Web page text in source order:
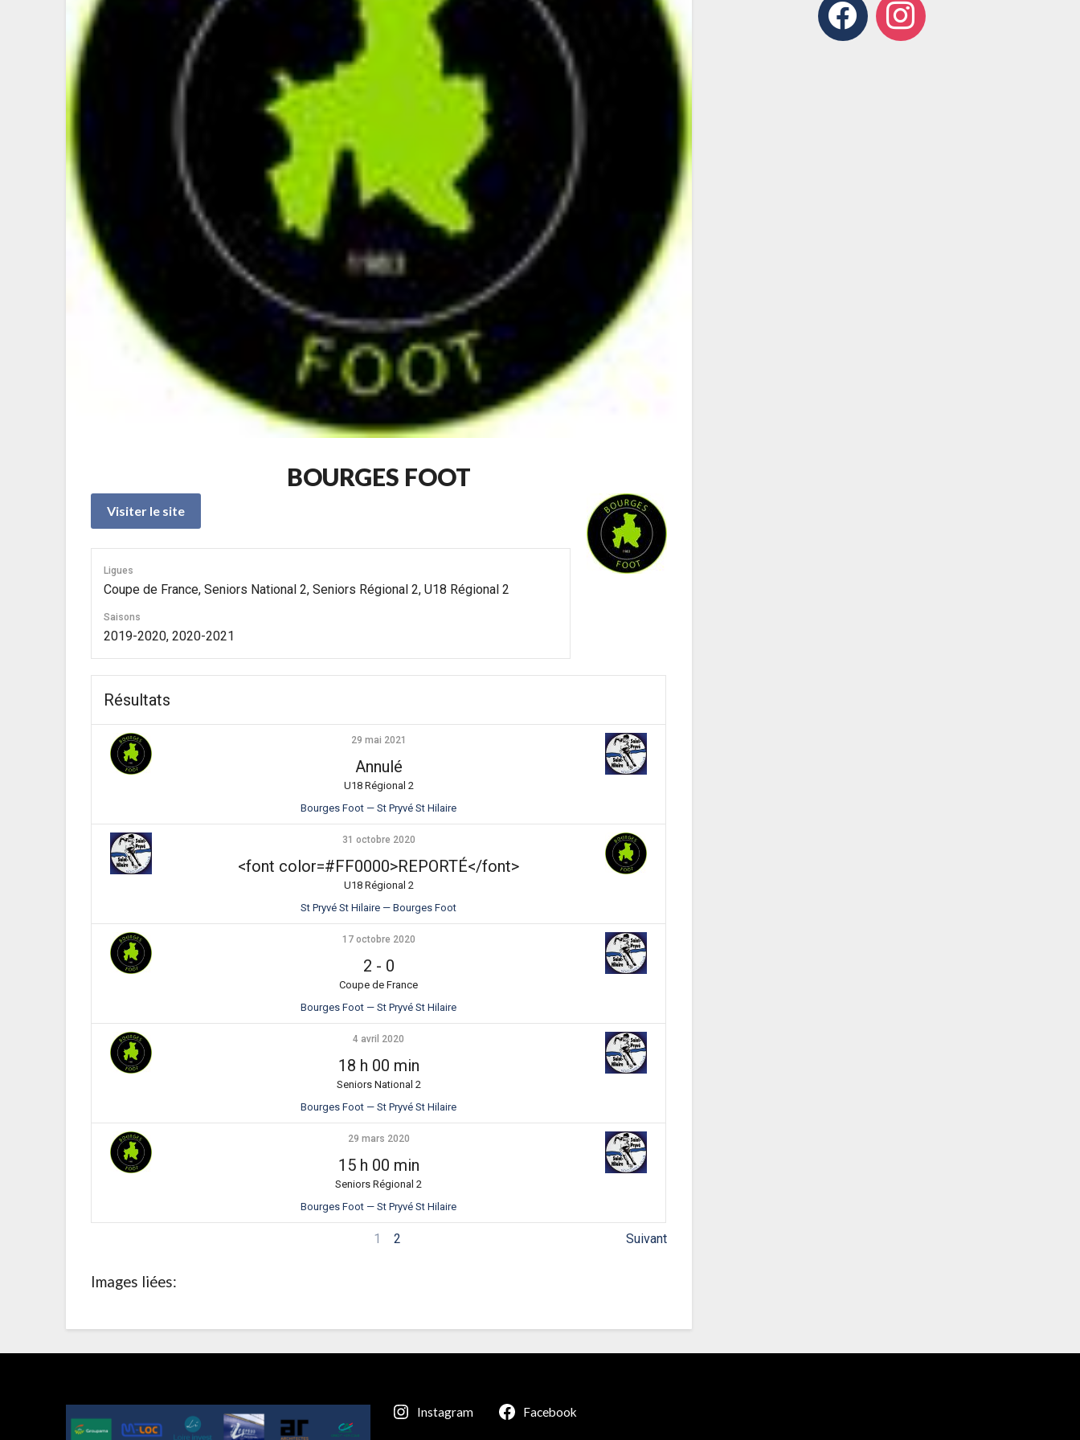
BOURGES FOOT
Ligues
Coupe de France, Seniors National 2, Seniors Régional 2, U18 Régional 2
Saisons
2019-2020, 2020-2021
Résultats
29 mai 2021
Annulé
U18 Régional 2
Bourges Foot — St Pryvé St Hilaire
31 octobre 2020
<font color=#FF0000>REPORTÉ</font>
U18 Régional 2
St Pryvé St Hilaire — Bourges Foot
17 octobre 2020
2 - 0
Coupe de France
Bourges Foot — St Pryvé St Hilaire
4 avril 2020
18 h 00 min
Seniors National 2
Bourges Foot — St Pryvé St Hilaire
29 mars 2020
15 h 00 min
Seniors Régional 2
Bourges Foot — St Pryvé St Hilaire
1 2 Suivant
Images liées:
Instagram Facebook